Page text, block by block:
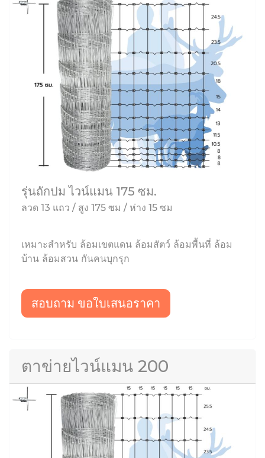
รุ่นถักปม ไวน์แมน 175 ซม.
ลวด 13 แถว / สูง 175 ซม / ห่าง 15 ซม
เหมาะสำหรับ ล้อมเขตแดน ล้อมสัตว์ ล้อมพื้นที่ ล้อม
บ้าน ล้อมสวน กันคนบุกรุก
สอบถาม ขอใบเสนอราคา
ตาข่ายไวน์แมน 200